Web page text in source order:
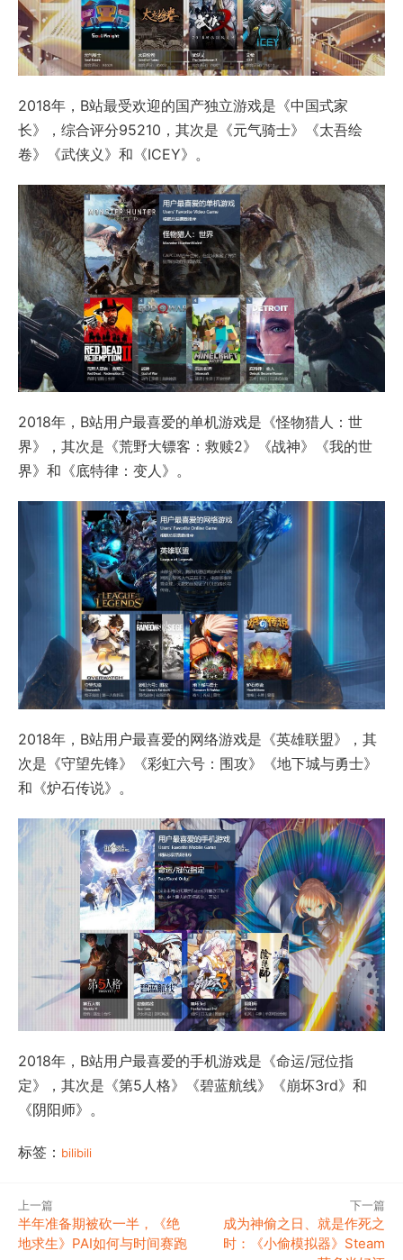
2018年，B站最受欢迎的国产独立游戏是《中国式家
长》，综合评分95210，其次是《元气骑士》《太吾绘
卷》《武侠义》和《ICEY》。
2018年，B站用户最喜爱的单机游戏是《怪物猎人：世
界》，其次是《荒野大镖客：救赎2》《战神》《我的世
界》和《底特律：变人》。
2018年，B站用户最喜爱的网络游戏是《英雄联盟》，其
次是《守望先锋》《彩虹六号：围攻》《地下城与勇士》
和《炉石传说》。
2018年，B站用户最喜爱的手机游戏是《命运/冠位指
定》，其次是《第5人格》《碧蓝航线》《崩坏3rd》和
《阴阳师》。
标签： bilibili
上一篇
半年准备期被砍一半，《绝
地求生》PAI如何与时间赛跑
下一篇
成为神偷之日、就是作死之
时：《小偷模拟器》Steam